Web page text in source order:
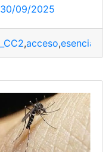
30/09/2025
_CC2,acceso,esencial